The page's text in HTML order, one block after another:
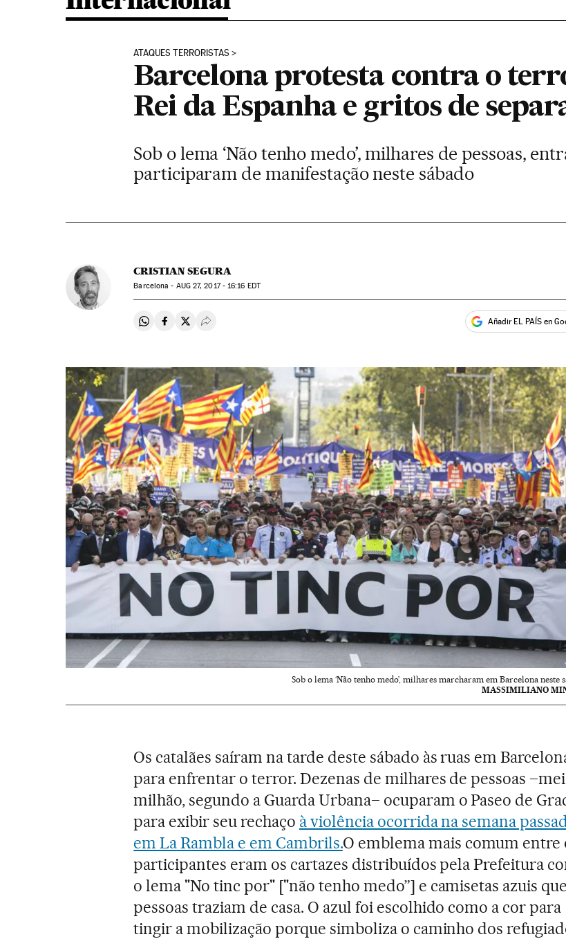
ATAQUES TERRORISTAS
Barcelona protesta contra o
Rei da Espanha e gritos de
Sob o lema ‘Não tenho medo’, milhares de pessoas,
participaram de manifestação neste sábado
CRISTIAN SEGURA
Barcelona - AUG27, 2017 - 16:16 EDT
Compartir en Whatsapp
Compartir en Facebook
Compartir en Twitter
Desplegar Redes Sociales Añadir EL PAÍS en
Sob o lema ‘Não tenho medo’, milhares marcharam em Barcelona neste
MASSIMILIANO
Os catalães saíram na tarde deste sábado às ruas em
para enfrentar o terror. Dezenas de milhares de pessoas
milhão, segundo a Guarda Urbana– ocuparam o Paseo de
para exibir seu rechaço à violência ocorrida na semana
em La Rambla e em Cambrils.O emblema mais comum entre
participantes eram os cartazes distribuídos pela Prefeitura
o lema "No tinc por" ["não tenho medo”] e camisetas azuis
pessoas traziam de casa. O azul foi escolhido como a cor para
tingir a mobilização porque simboliza o caminho dos